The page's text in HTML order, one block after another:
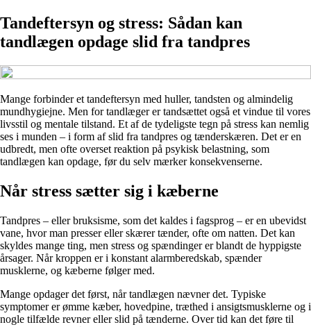
Tandeftersyn og stress: Sådan kan
tandlægen opdage slid fra tandpres
Mange forbinder et tandeftersyn med huller, tandsten og almindelig
mundhygiejne. Men for tandlæger er tandsættet også et vindue til vores
livsstil og mentale tilstand. Et af de tydeligste tegn på stress kan nemlig
ses i munden – i form af slid fra tandpres og tænderskæren. Det er en
udbredt, men ofte overset reaktion på psykisk belastning, som
tandlægen kan opdage, før du selv mærker konsekvenserne.
Når stress sætter sig i kæberne
Tandpres – eller bruksisme, som det kaldes i fagsprog – er en ubevidst
vane, hvor man presser eller skærer tænder, ofte om natten. Det kan
skyldes mange ting, men stress og spændinger er blandt de hyppigste
årsager. Når kroppen er i konstant alarmberedskab, spænder
musklerne, og kæberne følger med.
Mange opdager det først, når tandlægen nævner det. Typiske
symptomer er ømme kæber, hovedpine, træthed i ansigtsmusklerne og i
nogle tilfælde revner eller slid på tænderne. Over tid kan det føre til